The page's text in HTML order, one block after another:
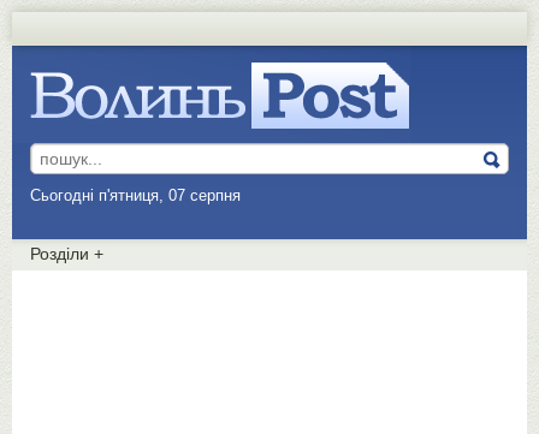
Сьогодні п'ятниця, 07 серпня
Розділи +